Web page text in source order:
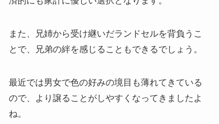
また、兄姉から受け継いだランドセルを背負うこ
とで、兄弟の絆を感じることもできるでしょう。
最近では男女で色の好みの境目も薄れてきている
ので、より譲ることがしやすくなってきましたよ
ね。